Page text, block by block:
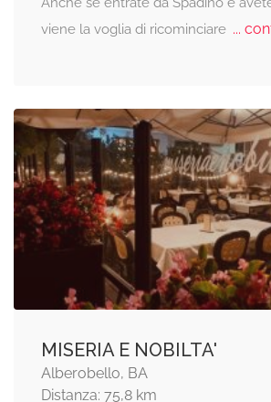
viene la voglia di ricominciare...
MISERIA E NOBILTA'
Alberobello, BA
Distanza: 75,8 km